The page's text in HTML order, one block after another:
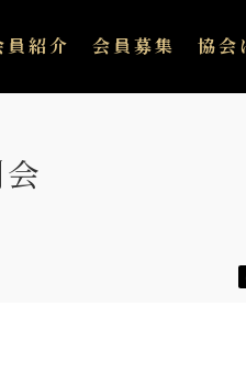
員紹介 会員募集 協会